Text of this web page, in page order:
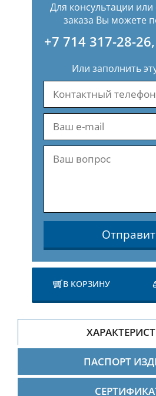
Для консультации
заказа Вы можете
+7 714 317-28-26,
Или заполнить
В КОРЗИНУ
ПАСПОРТ